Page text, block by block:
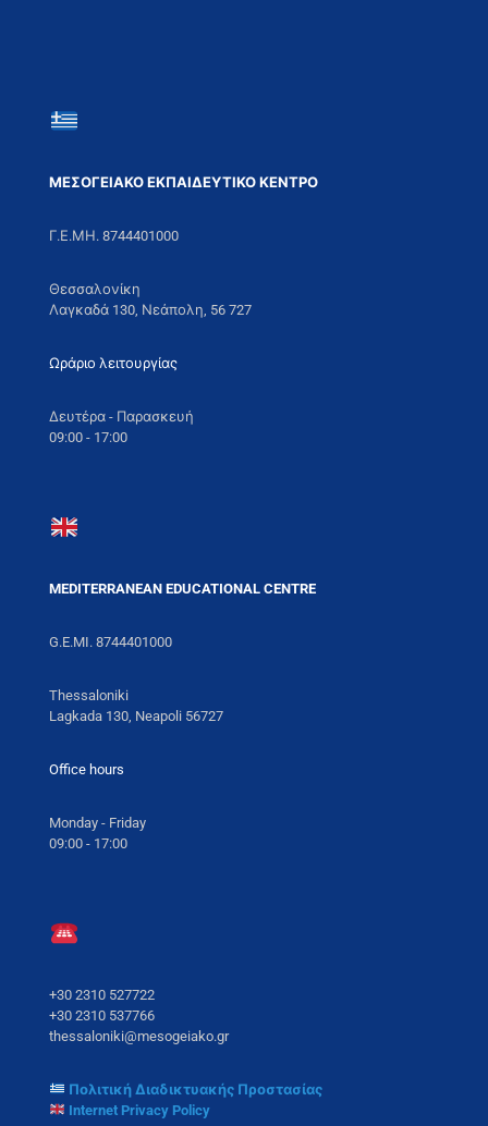
ΜΕΣΟΓΕΙΑΚΟ ΕΚΠΑΙΔΕΥΤΙΚΟ ΚΕΝΤΡΟ
Γ.Ε.ΜΗ. 8744401000
Θεσσαλονίκη
Λαγκαδά 130, Νεάπολη, 56 727
Ωράριο λειτουργίας
Δευτέρα - Παρασκευή
09:00 - 17:00
MEDITERRANEAN EDUCATIONAL CENTRE
G.E.MI. 8744401000
Thessaloniki
Lagkada 130, Neapoli 56727
Office hours
Monday - Friday
09:00 - 17:00
+30 2310 527722
+30 2310 537766
thessaloniki@mesogeiako.gr
Πολιτική Διαδικτυακής Προστασίας
Internet Privacy Policy